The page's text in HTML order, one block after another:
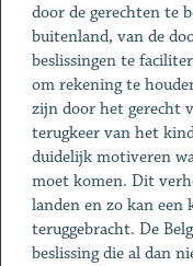
door de gerechten te
buitenland, van de
beslissingen te
om rekening te
zijn door het gerecht
terugkeer van het
duidelijk motiveren
moet komen. Dit
landen en zo kan een
teruggebracht. De
beslissing die al dan